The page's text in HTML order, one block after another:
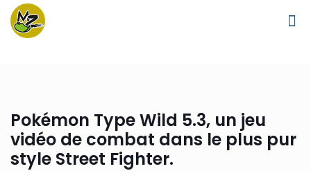
Pokémon Type Wild 5.3, un jeu
vidéo de combat dans le plus pur
style Street Fighter.